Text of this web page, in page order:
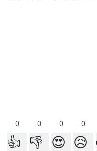
0 0 0 0
👍 👎 😍 😥